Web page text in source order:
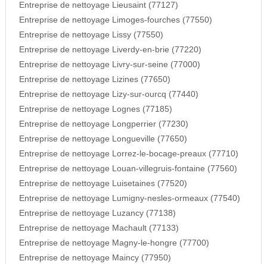
Entreprise de nettoyage Lieusaint (77127)
Entreprise de nettoyage Limoges-fourches (77550)
Entreprise de nettoyage Lissy (77550)
Entreprise de nettoyage Liverdy-en-brie (77220)
Entreprise de nettoyage Livry-sur-seine (77000)
Entreprise de nettoyage Lizines (77650)
Entreprise de nettoyage Lizy-sur-ourcq (77440)
Entreprise de nettoyage Lognes (77185)
Entreprise de nettoyage Longperrier (77230)
Entreprise de nettoyage Longueville (77650)
Entreprise de nettoyage Lorrez-le-bocage-preaux (77710)
Entreprise de nettoyage Louan-villegruis-fontaine (77560)
Entreprise de nettoyage Luisetaines (77520)
Entreprise de nettoyage Lumigny-nesles-ormeaux (77540)
Entreprise de nettoyage Luzancy (77138)
Entreprise de nettoyage Machault (77133)
Entreprise de nettoyage Magny-le-hongre (77700)
Entreprise de nettoyage Maincy (77950)